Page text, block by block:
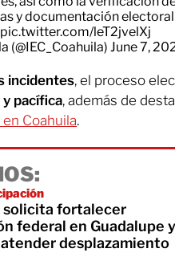
y documentación electoral
pic.twitter.com/leT2jvelXj
(@IEC_Coahuila) June 7,
incidentes, el proceso
pacífica, además de
en Coahuila.
solicita fortalecer
federal en Guadalupe y
atender desplazamiento